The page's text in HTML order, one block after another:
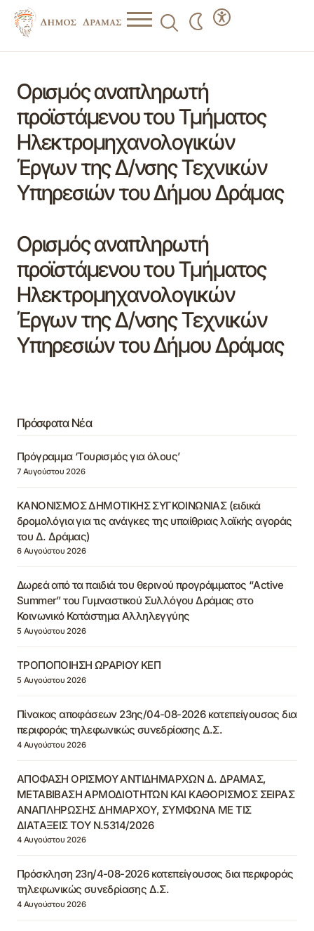
Ορισμός αναπληρωτή
προϊστάμενου του Τμήματος
Ηλεκτρομηχανoλογικών
Έργων της Δ/νσης Τεχνικών
Υπηρεσιών του Δήμου Δράμας
Ορισμός αναπληρωτή
προϊστάμενου του Τμήματος
Ηλεκτρομηχανoλογικών
Έργων της Δ/νσης Τεχνικών
Υπηρεσιών του Δήμου Δράμας
Πρόσφατα Νέα
Πρόγραμμα ‘Τουρισμός για όλους’
7 Αυγούστου 2026
ΚΑΝΟΝΙΣΜΟΣ ΔΗΜΟΤΙΚΗΣ ΣΥΓΚΟΙΝΩΝΙΑΣ (ειδικά
δρομολόγια για τις ανάγκες της υπαίθριας λαϊκής αγοράς
του Δ. Δράμας)
6 Αυγούστου 2026
Δωρεά από τα παιδιά του θερινού προγράμματος “Active
Summer” του Γυμναστικού Συλλόγου Δράμας στο
Κοινωνικό Κατάστημα Αλληλεγγύης
5 Αυγούστου 2026
ΤΡΟΠΟΠΟΙΗΣΗ ΩΡΑΡΙΟΥ ΚΕΠ
5 Αυγούστου 2026
Πίνακας αποφάσεων 23ης/04-08-2026 κατεπείγουσας δια
περιφοράς τηλεφωνικώς συνεδρίασης Δ.Σ.
4 Αυγούστου 2026
ΑΠΟΦΑΣΗ ΟΡΙΣΜΟΥ ΑΝΤΙΔΗΜΑΡΧΩΝ Δ. ΔΡΑΜΑΣ,
ΜΕΤΑΒΙΒΑΣΗ ΑΡΜΟΔΙΟΤΗΤΩΝ ΚΑΙ ΚΑΘΟΡΙΣΜΟΣ ΣΕΙΡΑΣ
ΑΝΑΠΛΗΡΩΣΗΣ ΔΗΜΑΡΧΟΥ, ΣΥΜΦΩΝΑ ΜΕ ΤΙΣ
ΔΙΑΤΑΞΕΙΣ ΤΟΥ Ν.5314/2026
4 Αυγούστου 2026
Πρόσκληση 23η/4-08-2026 κατεπείγουσας δια περιφοράς
τηλεφωνικώς συνεδρίασης Δ.Σ.
4 Αυγούστου 2026